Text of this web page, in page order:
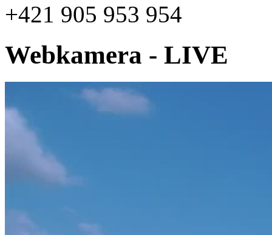
+421 905 953 954
Webkamera - LIVE